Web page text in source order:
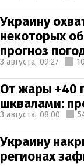
Украину
некоторых
прогноз
3 августа, 09:27
От жары +40
шквалами:
3 августа, 08:00
Украину
регионах